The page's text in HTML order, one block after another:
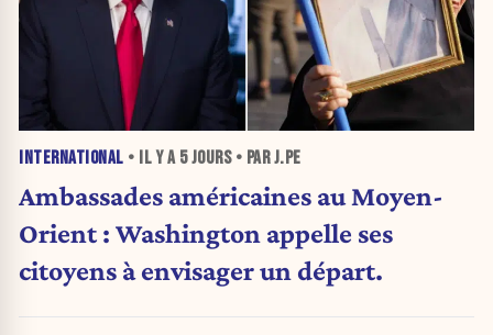
INTERNATIONAL • IL Y A 5 JOURS• PAR J.PE
Ambassades américaines au Moyen-
Orient : Washington appelle ses
citoyens à envisager un départ.